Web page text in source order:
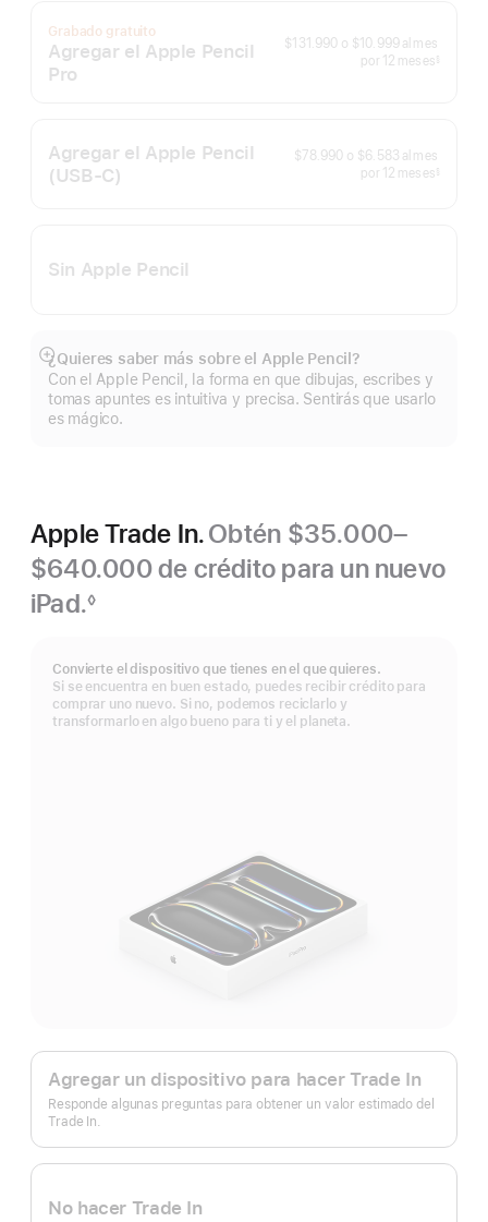
Grabado gratuito
Agregar el Apple Pencil
Pro
$131.990 o $10.999al mes
por 12 mesesmeses
§
Agregar el Apple Pencil
(USB‑C)
$78.990 o $6.583 al mes
por 12 mesesmeses
§
Sin Apple Pencil
¿Quieres saber más sobre el Apple Pencil?
Con el Apple Pencil, la forma en que dibujas, escribes y
tomas apuntes es intuitiva y precisa. Sentirás que usarlo
es mágico.
Mostrar
más
Apple Trade In.Obtén $35.000–
$640.000 de crédito para un nuevo
iPad.
página
◊
Convierte el dispositivo que tienes en el que quieres.
Si se encuentra en buen estado, puedes recibir crédito para
comprar uno nuevo. Si no, podemos reciclarlo y
transformarlo en algo bueno para ti y el planeta.
Apple
Trade
In.
Agregar un dispositivo para hacer Trade In
Responde algunas preguntas para obtener un valor estimado del
Trade In.
No hacer Trade In